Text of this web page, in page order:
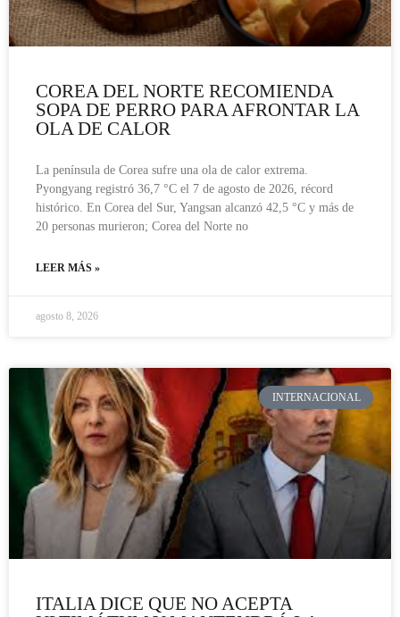
COREA DEL NORTE RECOMIENDA
SOPA DE PERRO PARA AFRONTAR LA
OLA DE CALOR
La península de Corea sufre una ola de calor extrema.
Pyongyang registró 36,7 °C el 7 de agosto de 2026, récord
histórico. En Corea del Sur, Yangsan alcanzó 42,5 °C y más de
20 personas murieron; Corea del Norte no
LEER MÁS »
agosto 8, 2026
INTERNACIONAL
ITALIA DICE QUE NO ACEPTA